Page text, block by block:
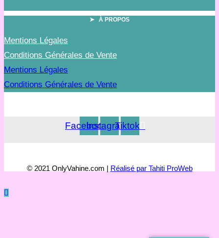
➤ À PROPOS
Mentions Légales
Conditions Générales de Vente
Mentions Légales
Conditions Générales de Vente
FacebookInstagramTiktok
© 2021 OnlyVahine.com | Réalisé par Tahiti ProWeb